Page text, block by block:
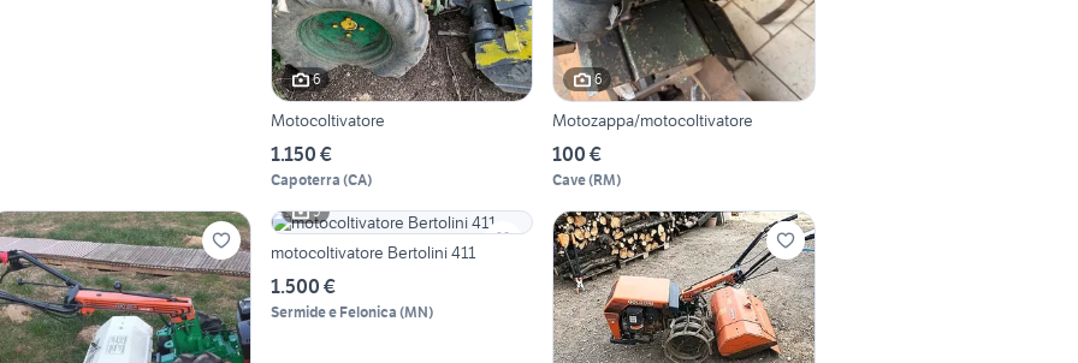
6
Motocoltivatore
1.150 €
Capoterra (CA)
6
Motozappa/motocoltivatore
100 €
Cave(RM)
5
motocoltivatore Bertolini 411
1.500 €
Sermide e Felonica (MN)